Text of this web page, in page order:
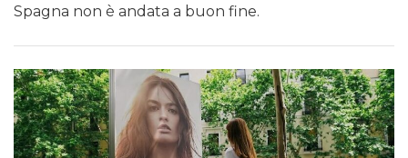
Spagna non è andata a buon fine.